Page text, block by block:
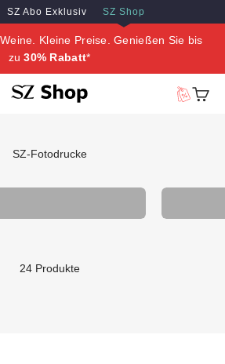
SZ Abo Exklusiv SZ Shop
Kleine Preise. Genießen Sie bis
zu30% Rabatt*
SZ Erleben
SZ-Fotodrucke
24 Produkte